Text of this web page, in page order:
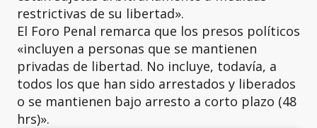
restrictivas de su libertad».
El Foro Penal remarca que los presos políticos
«incluyen a personas que se mantienen
privadas de libertad. No incluye, todavía, a
todos los que han sido arrestados y liberados
o se mantienen bajo arresto a corto plazo (48
hrs)».